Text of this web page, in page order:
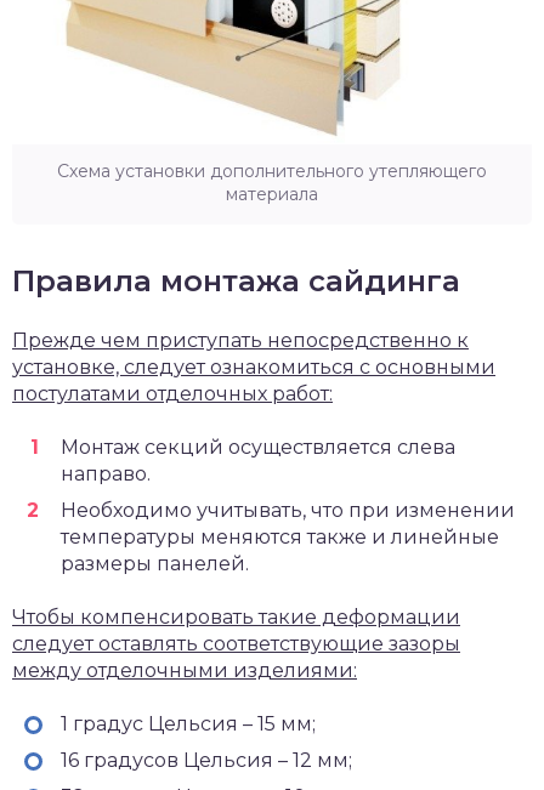
Схема установки дополнительного утепляющего
материала
Правила монтажа сайдинга
Прежде чем приступать непосредственно к
установке, следует ознакомиться с основными
постулатами отделочных работ:
Монтаж секций осуществляется слева
направо.
Необходимо учитывать, что при изменении
температуры меняются также и линейные
размеры панелей.
Чтобы компенсировать такие деформации
следует оставлять соответствующие зазоры
между отделочными изделиями:
1 градус Цельсия – 15 мм;
16 градусов Цельсия – 12 мм;